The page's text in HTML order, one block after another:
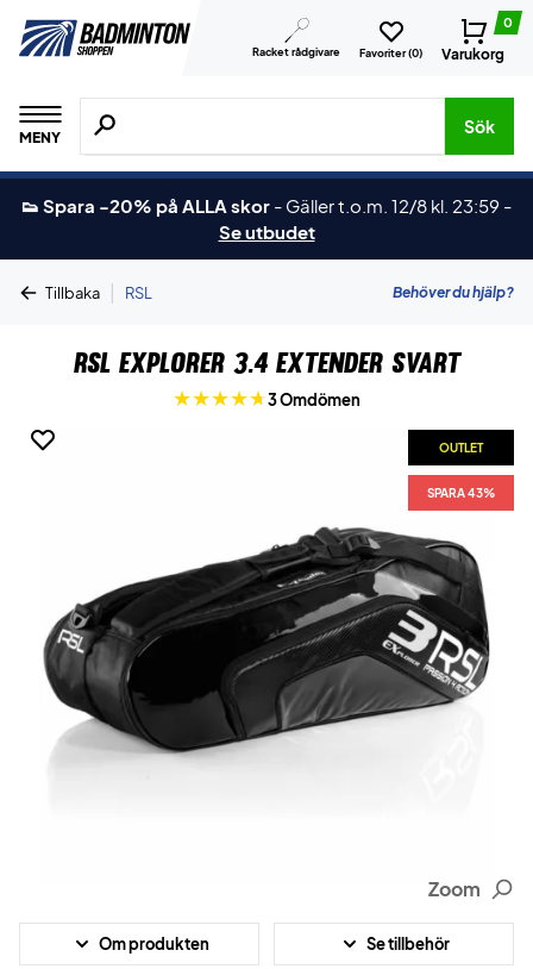
Racket rådgivare Favoriter (0)
0
Varukorg
MENY
Sök efter produkter, märken osv.
Sök
👟 Spara -20% på ALLA skor - Gäller t.o.m. 12/8 kl. 23:59 -
Se utbudet
Tillbaka | RSL Behöver du hjälp?
RSL Explorer 3.4 Extender Svart
3 Omdömen
OUTLET
SPARA 43%
Zoom
Om produkten Se tillbehör